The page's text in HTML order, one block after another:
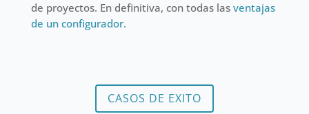
de proyectos. En definitiva, con todas las ventajas
de un configurador.
CASOS DE EXITO